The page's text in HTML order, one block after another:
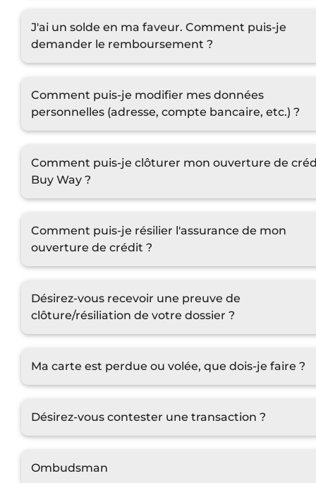
J'ai un solde en ma faveur. Comment puis-je
demander le remboursement ?
Comment puis-je modifier mes données
personnelles (adresse, compte bancaire, etc.) ?
Comment puis-je clôturer mon ouverture de
Buy Way ?
Comment puis-je résilier l'assurance de mon
ouverture de crédit ?
Désirez-vous recevoir une preuve de
clôture/résiliation de votre dossier ?
Ma carte est perdue ou volée, que dois-je faire ?
Désirez-vous contester une transaction ?
Ombudsman